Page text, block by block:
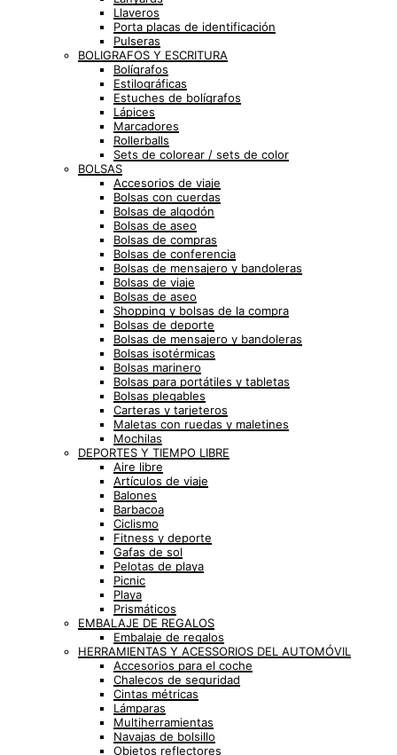
Llaveros
Porta placas de identificación
Pulseras
BOLIGRAFOS Y ESCRITURA
Bolígrafos
Estilográficas
Estuches de bolígrafos
Lápices
Marcadores
Rollerballs
Sets de colorear / sets de color
BOLSAS
Accesorios de viaje
Bolsas con cuerdas
Bolsas de algodón
Bolsas de aseo
Bolsas de compras
Bolsas de conferencia
Bolsas de mensajero y bandoleras
Bolsas de viaje
Bolsas de aseo
Shopping y bolsas de la compra
Bolsas de deporte
Bolsas de mensajero y bandoleras
Bolsas isotérmicas
Bolsas marinero
Bolsas para portátiles y tabletas
Bolsas plegables
Carteras y tarjeteros
Maletas con ruedas y maletines
Mochilas
DEPORTES Y TIEMPO LIBRE
Aire libre
Artículos de viaje
Balones
Barbacoa
Ciclismo
Fitness y deporte
Gafas de sol
Pelotas de playa
Picnic
Playa
Prismáticos
EMBALAJE DE REGALOS
Embalaje de regalos
HERRAMIENTAS Y ACESSORIOS DEL AUTOMÓVIL
Accesorios para el coche
Chalecos de seguridad
Cintas métricas
Lámparas
Multiherramientas
Navajas de bolsillo
Objetos reflectores